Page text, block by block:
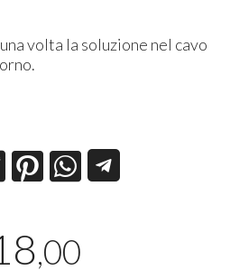
volta la soluzione nel cavo
,00